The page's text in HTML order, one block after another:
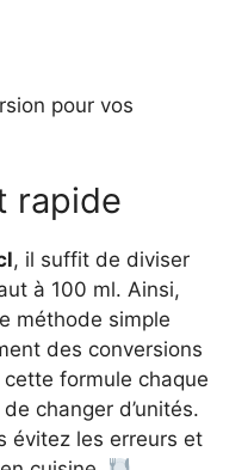
pour vos
rapide
, il suffit de diviser
à 100 ml. Ainsi,
méthode simple
des conversions
formule chaque
changer d’unités.
évitez les erreurs et